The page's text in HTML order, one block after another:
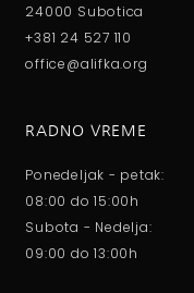
24000 Subotica
+381 24 527 110
office@alifka.org
RADNO VREME
Ponedeljak - petak:
08:00 do 15:00h
Subota - Nedelja:
09:00 do 13:00h